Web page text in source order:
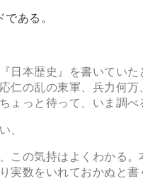
ある。
日本歴史』を書いていた
仁の乱の東軍、兵力何
ょっと待って、いま調べ
、
この気持はよくわかる
実数をいれておかぬと書